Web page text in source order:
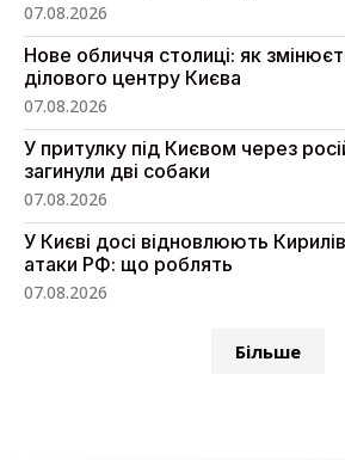
07.08.2026
Нове обличчя столиці: як
ділового центру Києва
07.08.2026
У притулку під Києвом через
загинули дві собаки
07.08.2026
У Києві досі відновлюють
атаки РФ: що роблять
07.08.2026
Більше